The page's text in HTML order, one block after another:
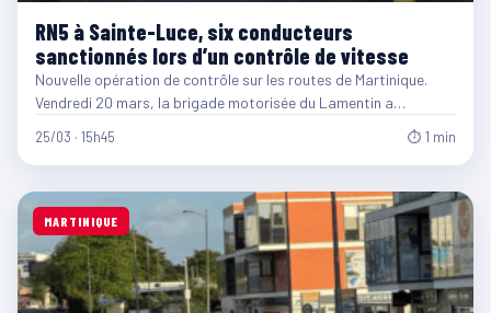
RN5 à Sainte-Luce, six conducteurs
sanctionnés lors d’un contrôle de vitesse
Nouvelle opération de contrôle sur les routes de Martinique.
Vendredi 20 mars, la brigade motorisée du Lamentin a…
25/03 · 15h45 ⏱ 1 min
MARTINIQUE